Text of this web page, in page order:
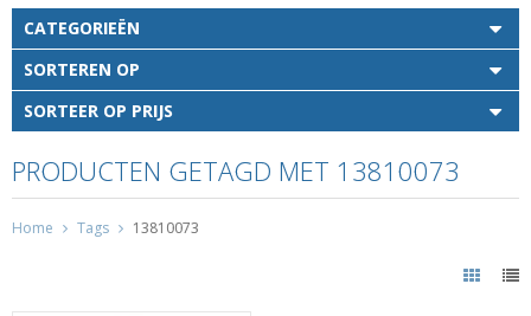
CATEGORIEËN
SORTEREN OP
SORTEER OP PRIJS
PRODUCTEN GETAGD MET 13810073
Home Tags 13810073